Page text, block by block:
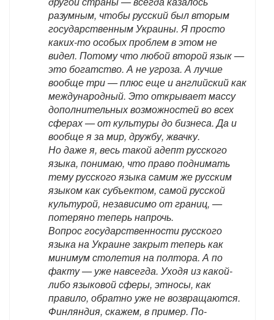
разумным, чтобы русский был вторым
государственным Украины. Я просто
каких-то особых проблем в этом не
видел. Потому что любой второй язык —
это богатство. А не угроза. А лучше
вообще три — плюс еще и английский как
международный. Это открывает массу
дополнительных возможностей во всех
сферах — от культуры до бизнеса. Да и
вообще я за мир, дружбу, жвачку.
Но даже я, весь такой адепт русского
языка, понимаю, что право поднимать
тему русского языка самим же русским
языком как субъектом, самой русской
культурой, независимо от границ, —
потеряно теперь напрочь.
Вопрос государственности русского
языка на Украине закрыт теперь как
минимум столетия на полтора. А по
факту — уже навсегда. Уходя из какой-
либо языковой сферы, этносы, как
правило, обратно уже не возвращаются.
Финляндия, скажем, в пример. По-